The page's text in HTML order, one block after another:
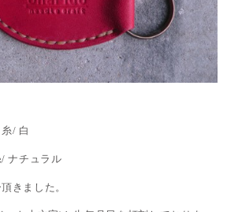
/ 白
チュラル
きました。